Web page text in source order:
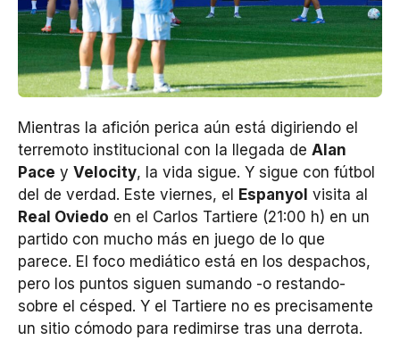
Mientras la afición perica aún está digiriendo el
terremoto institucional con la llegada de Alan
Pace y Velocity, la vida sigue. Y sigue con fútbol
del de verdad. Este viernes, el Espanyol visita al
Real Oviedo en el Carlos Tartiere (21:00 h) en un
partido con mucho más en juego de lo que
parece. El foco mediático está en los despachos,
pero los puntos siguen sumando -o restando-
sobre el césped. Y el Tartiere no es precisamente
un sitio cómodo para redimirse tras una derrota.